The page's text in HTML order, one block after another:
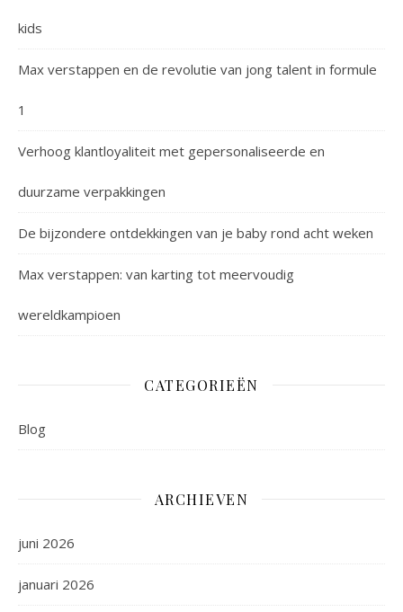
kids
Max verstappen en de revolutie van jong talent in formule
1
Verhoog klantloyaliteit met gepersonaliseerde en
duurzame verpakkingen
De bijzondere ontdekkingen van je baby rond acht weken
Max verstappen: van karting tot meervoudig
wereldkampioen
CATEGORIEËN
Blog
ARCHIEVEN
juni 2026
januari 2026